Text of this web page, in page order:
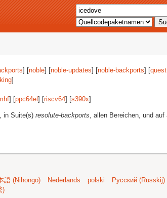
] [noble] [noble-updates] [noble-backports] [
]
] [ppc64el ] [riscv64] [s390x]
in Suite(s) resolute-backports, allen Bereichen, und auf
語 (Nihongo) Nederlands polski Русский (Russkij)
)